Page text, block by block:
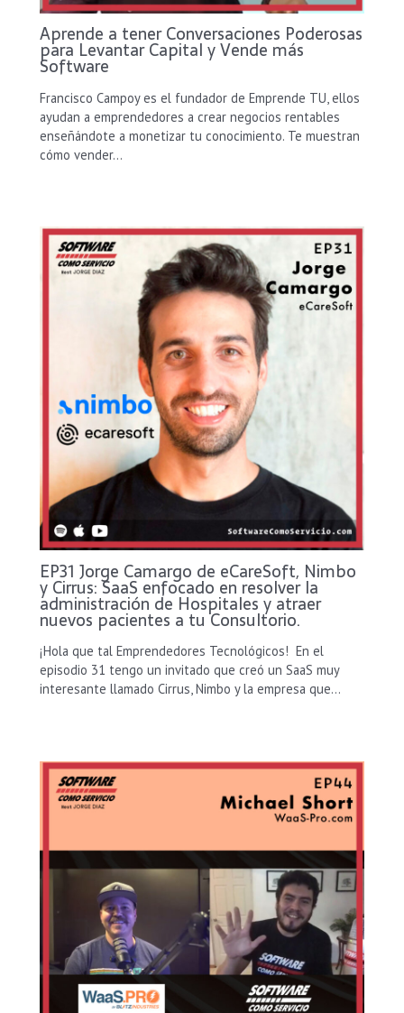
Aprende a tener Conversaciones Poderosas
para Levantar Capital y Vende más
Software
Francisco Campoy es el fundador de Emprende TU, ellos
ayudan a emprendedores a crear negocios rentables
enseñándote a monetizar tu conocimiento. Te muestran
cómo vender…
EP31 Jorge Camargo de eCareSoft, Nimbo
y Cirrus: SaaS enfocado en resolver la
administración de Hospitales y atraer
nuevos pacientes a tu Consultorio.
¡Hola que tal Emprendedores Tecnológicos! En el
episodio 31 tengo un invitado que creó un SaaS muy
interesante llamado Cirrus, Nimbo y la empresa que…